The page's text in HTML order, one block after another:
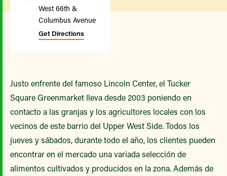
West 66th &
Columbus Avenue
Get Directions
Justo enfrente del famoso Lincoln Center, el Tucker
Square Greenmarket lleva desde 2003 poniendo en
contacto a las granjas y los agricultores locales con los
vecinos de este barrio del Upper West Side. Todos los
jueves y sábados, durante todo el año, los clientes pueden
encontrar en el mercado una variada selección de
alimentos cultivados y producidos en la zona. Además de